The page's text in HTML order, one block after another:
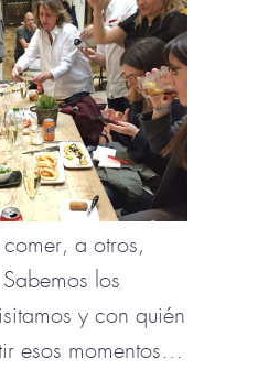
a otros,
los
y con quién
esos momentos…